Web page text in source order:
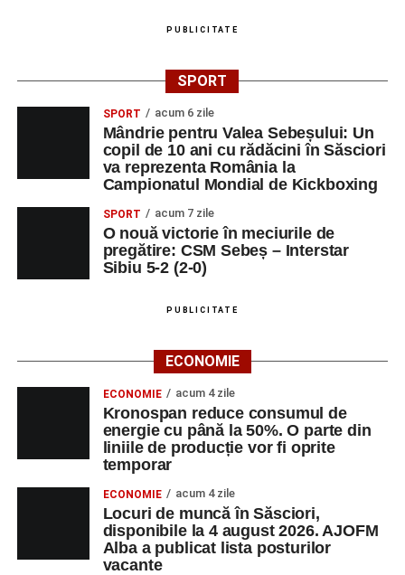
PUBLICITATE
SPORT
SPORT acum 6 zile
Mândrie pentru Valea Sebeșului: Un
copil de 10 ani cu rădăcini în Săsciori
va reprezenta România la
Campionatul Mondial de Kickboxing
SPORT acum 7 zile
O nouă victorie în meciurile de
pregătire: CSM Sebeș – Interstar
Sibiu 5-2 (2-0)
PUBLICITATE
ECONOMIE
ECONOMIE acum 4 zile
Kronospan reduce consumul de
energie cu până la 50%. O parte din
liniile de producție vor fi oprite
temporar
ECONOMIE acum 4 zile
Locuri de muncă în Săsciori,
disponibile la 4 august 2026. AJOFM
Alba a publicat lista posturilor
vacante